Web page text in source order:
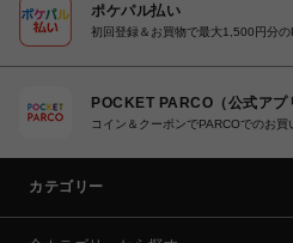
ポケパル払い
初回登録＆お買物で最大1,500円分の
POCKET PARCO（公式アプ
コイン＆クーポンでPARCOでのお買
カテゴリー